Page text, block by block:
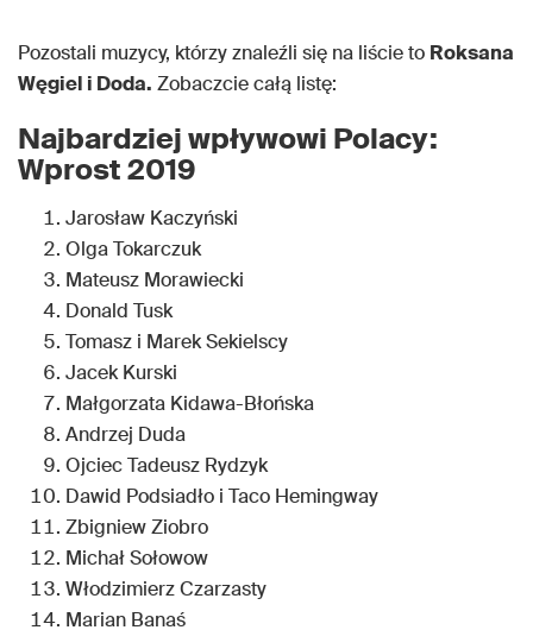
Pozostali muzycy, którzy znaleźli się na liście to Roksana
Węgiel i Doda. Zobaczcie całą listę:
Najbardziej wpływowi Polacy:
Wprost 2019
Jarosław Kaczyński
Olga Tokarczuk
Mateusz Morawiecki
Donald Tusk
Tomasz i Marek Sekielscy
Jacek Kurski
Małgorzata Kidawa-Błońska
Andrzej Duda
Ojciec Tadeusz Rydzyk
Dawid Podsiadło i Taco Hemingway
Zbigniew Ziobro
Michał Sołowow
Włodzimierz Czarzasty
Marian Banaś